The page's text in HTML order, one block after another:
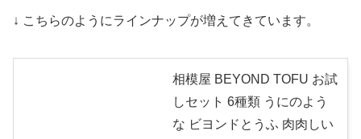
↓ こちらのようにラインナップが増えてきています。
相模屋 BEYOND TOFU お試
しセット 6種類 うにのよう
な ビヨンドとうふ 肉肉しい